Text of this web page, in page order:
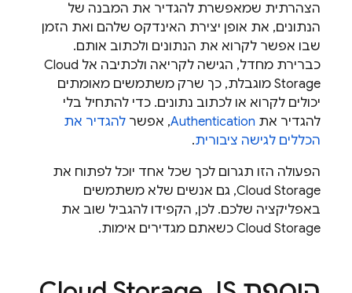
הצהרתית שמאפשרת להגדיר את המבנה של
הנתונים, את אופן יצירת האינדקס שלהם ואת הזמן
שבו אפשר לקרוא את הנתונים ולכתוב אותם.
כברירת מחדל, הגישה לקריאה ולכתיבה אל Cloud
Storage מוגבלת, כך שרק משתמשים מאומתים
יכולים לקרוא או לכתוב נתונים. כדי להתחיל בלי
להגדיר את Authentication, אפשר להגדיר את
הכללים לגישה ציבורית.
הפעולה הזו תגרום לכך שכל אחד יוכל לפתוח את
Cloud Storage, גם אנשים שלא משתמשים
באפליקציה שלכם. לכן, הקפידו להגביל שוב את
Cloud Storage כשאתם מגדירים אימות.